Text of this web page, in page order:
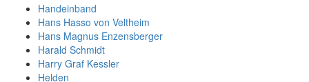
Handeinband
Hans Hasso von Veltheim
Hans Magnus Enzensberger
Harald Schmidt
Harry Graf Kessler
Helden